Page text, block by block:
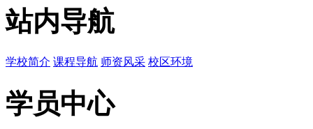
站内导航
学校简介 课程导航 师资风采 校区环境
学员中心